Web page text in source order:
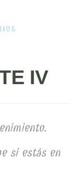
IV
si estás en